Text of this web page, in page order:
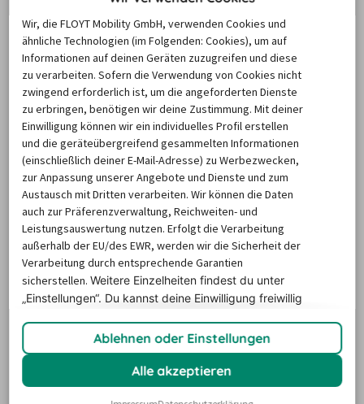
Autovermietung in Köln
Fahrzeugtypen Anbieter Extras
Beliebte Mietautos in Köln
Viel Verkehr und wenige Parkmöglichkeiten – es ist kein
Wunder, dass die meisten unserer Nutzerinnen und
Nutzer sich für Kompaktklassewagen entscheiden, wenn
sie in Köln ein Auto mieten. Reisende, die eher Ausflüge
und Spritztouren außerhalb der Stadt geplant haben,
buchen hingegen gern Modelle der Intermediate-Klasse.
Wer wiederum ein Auto mieten und Köln günstig
erkunden möchte, wählt ein spritsparendes Economy-
Modell aus.
Wir, die FLOYT Mobility GmbH, verwenden Cookies und
ähnliche Technologien (im Folgenden: Cookies), um auf
Informationen auf deinen Geräten zuzugreifen und diese
zu verarbeiten. Sofern die Verwendung von Cookies nicht
zwingend erforderlich ist, um die angeforderten Dienste
zu erbringen, benötigen wir deine Zustimmung. Mit deiner
Einwilligung können wir ein individuelles Profil erstellen
und die geräteübergreifend gesammelten Informationen
(einschließlich deiner E-Mail-Adresse) zu Werbezwecken,
zur Anpassung unserer Angebote und Dienste und zum
Austausch mit Dritten verarbeiten. Wir können die Daten
auch zur Präferenzverwaltung, Reichweiten- und
Leistungsauswertung nutzen. Erfolgt die Verarbeitung
außerhalb der EU/des EWR, werden wir die Sicherheit der
Verarbeitung durch entsprechende Garantien
sicherstellen.Weitere Einzelheiten findest du unter
„Einstellungen“. Du kannst deine Einwilligung freiwillig
Ablehnen oder Einstellungen
Alle akzeptieren